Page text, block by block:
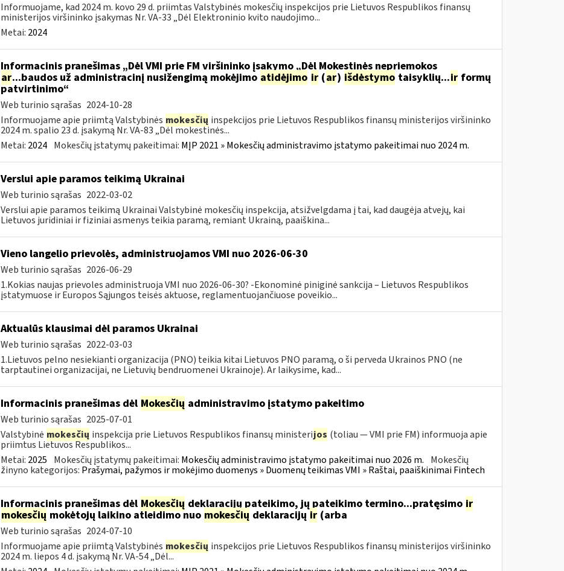
Informuojame, kad 2024 m. kovo 29 d. priimtas Valstybinės mokesčių inspekcijos prie Lietuvos Respublikos finansų
ministerijos viršininko įsakymas Nr. VA-33 „Dėl Elektroninio kvito naudojimo...
Metai: 2024
Informacinis pranešimas „Dėl VMI prie FM viršininko įsakymo „Dėl Mokestinės nepriemokos
ar...baudos už administracinį nusižengimą mokėjimo atidėjimo ir(ar) išdėstymo taisyklių...irformų
patvirtinimo“
Web turinio sąrašas 2024-10-28
Informuojame apie priimtą Valstybinės mokesčių inspekcijos prie Lietuvos Respublikos finansų ministerijos viršininko
2024 m. spalio 23 d. įsakymą Nr. VA-83 „Dėl mokestinės...
Metai: 2024 Mokesčių įstatymų pakeitimai: MĮP 2021 » Mokesčių administravimo įstatymo pakeitimai nuo 2024 m.
Verslui apie paramos teikimą Ukrainai
Web turinio sąrašas 2022-03-02
Verslui apie paramos teikimą Ukrainai Valstybinė mokesčių inspekcija, atsižvelgdama į tai, kad daugėja atvejų, kai
Lietuvos juridiniai ir fiziniai asmenys teikia paramą, remiant Ukrainą, paaiškina...
Vieno langelio prievolės, administruojamos VMI nuo 2026-06-30
Web turinio sąrašas 2026-06-29
1.Kokias naujas prievoles administruoja VMI nuo 2026-06-30? -Ekonominė piniginė sankcija – Lietuvos Respublikos
įstatymuose ir Europos Sąjungos teisės aktuose, reglamentuojančiuose poveikio...
Aktualūs klausimai dėl paramos Ukrainai
Web turinio sąrašas 2022-03-03
1.Lietuvos pelno nesiekianti organizacija (PNO) teikia kitai Lietuvos PNO paramą, o ši perveda Ukrainos PNO (ne
tarptautinei organizacijai, ne Lietuvių bendruomenei Ukrainoje). Ar laikysime, kad...
Informacinis pranešimas dėl Mokesčių administravimo įstatymo pakeitimo
Web turinio sąrašas 2025-07-01
Valstybinė mokesčių inspekcija prie Lietuvos Respublikos finansų ministerijos (toliau — VMI prie FM) informuoja apie
priimtus Lietuvos Respublikos...
Metai: 2025 Mokesčių įstatymų pakeitimai: Mokesčių administravimo įstatymo pakeitimai nuo 2026 m. Mokesčių
žinyno kategorijos: Prašymai, pažymos ir mokėjimo duomenys » Duomenų teikimas VMI » Raštai, paaiškinimai Fintech
Informacinis pranešimas dėl Mokesčių deklaracijų pateikimo, jų pateikimo termino...pratęsimo ir
mokesčių mokėtojų laikino atleidimo nuo mokesčių deklaracijų ir(arba
Web turinio sąrašas 2024-07-10
Informuojame apie priimtą Valstybinės mokesčių inspekcijos prie Lietuvos Respublikos finansų ministerijos viršininko
2024 m. liepos 4 d. įsakymą Nr. VA-54 „Dėl...